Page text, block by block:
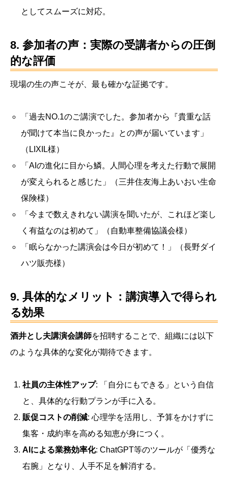
としてスムーズに対応。
8. 参加者の声：実際の受講者からの圧倒
的な評価
現場の生の声こそが、最も確かな証拠です。
「過去NO.1のご講演でした。参加者から『貴重な話
が聞けて本当に良かった』との声が届いています」
（LIXIL様）
「AIの進化に目から鱗。人間心理を考えた行動で展開
が変えられると感じた」（三井住友海上あいおい生命
保険様）
「今まで数えきれない講演を聞いたが、これほど楽し
く有益なのは初めて」（自動車整備協議会様）
「眠らなかった講演会は今日が初めて！」（長野ダイ
ハツ販売様）
9. 具体的なメリット：講演導入で得られ
る効果
酒井とし夫講演会講師を招聘することで、組織には以下
のような具体的な変化が期待できます。
社員の主体性アップ: 「自分にもできる」という自信
と、具体的な行動プランが手に入る。
販促コストの削減: 心理学を活用し、予算をかけずに
集客・成約率を高める知恵が身につく。
AIによる業務効率化: ChatGPT等のツールが「優秀な
右腕」となり、人手不足を解消する。